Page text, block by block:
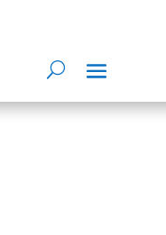
de
vigilancia pertinente